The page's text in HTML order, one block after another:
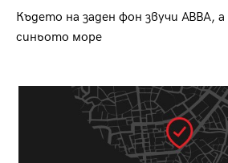
Където на заден фон звучи ABBA,
синьото море